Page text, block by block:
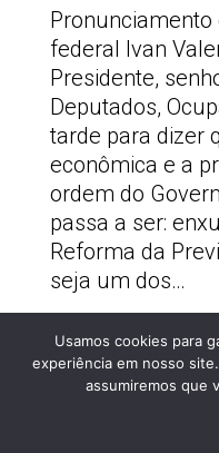
Pronunciamento
federal Ivan
Presidente,
Deputados,
tarde para dizer
econômica e a
ordem do
passa a ser:
Reforma da
seja um dos…
PSOLSP 2020 © -
Site
Usamos cookies para
experiência em nosso
assumiremos que